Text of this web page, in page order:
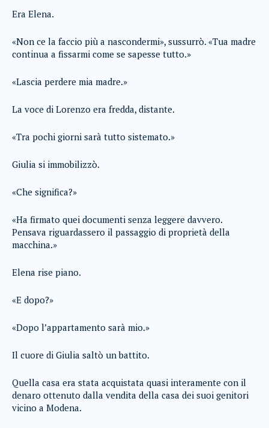
Era Elena.
«Non ce la faccio più a nascondermi», sussurrò. «Tua madre
continua a fissarmi come se sapesse tutto.»
«Lascia perdere mia madre.»
La voce di Lorenzo era fredda, distante.
«Tra pochi giorni sarà tutto sistemato.»
Giulia si immobilizzò.
«Che significa?»
«Ha firmato quei documenti senza leggere davvero.
Pensava riguardassero il passaggio di proprietà della
macchina.»
Elena rise piano.
«E dopo?»
«Dopo l’appartamento sarà mio.»
Il cuore di Giulia saltò un battito.
Quella casa era stata acquistata quasi interamente con il
denaro ottenuto dalla vendita della casa dei suoi genitori
vicino a Modena.